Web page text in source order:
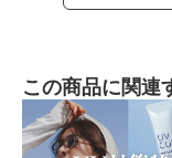
この商品に関連